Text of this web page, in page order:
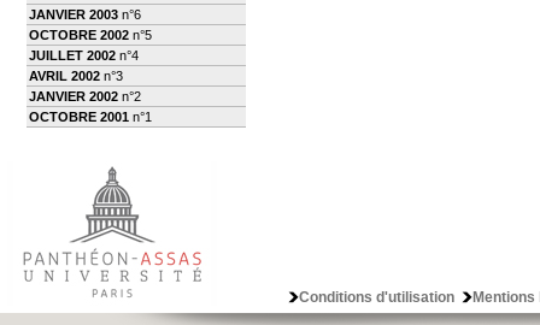
JANVIER 2003 n°6
OCTOBRE 2002 n°5
JUILLET 2002 n°4
AVRIL 2002 n°3
JANVIER 2002 n°2
OCTOBRE 2001 n°1
Conditions d'utilisation Mentions